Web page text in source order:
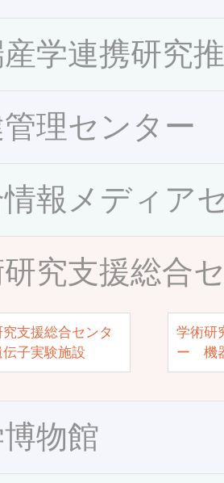
学連携研究
理センター
報メディア
究支援総合
支援総合センタ
子実験施設
学術研
ー 機
物館